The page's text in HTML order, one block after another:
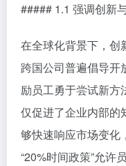
##### 1.1 强调创新
在全球化背景下，创
跨国公司普遍倡导开
励员工勇于尝试新方
仅促进了企业内部的
够快速响应市场变化
“20%时间政策”允许